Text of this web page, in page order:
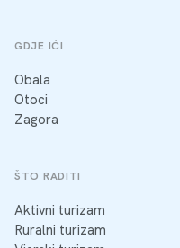
GDJE IĆI
Obala
Otoci
Zagora
ŠTO RADITI
Aktivni turizam
Ruralni turizam